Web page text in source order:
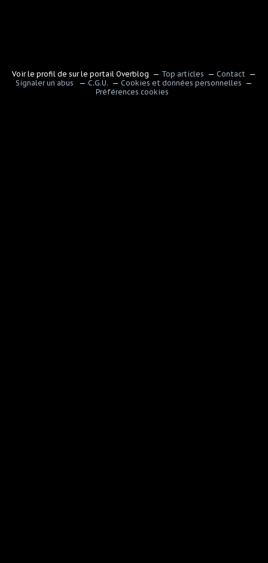
Voir le profil de sur le portail Overblog Top articles
Contact
Signaler un abus
C.G.U.
Cookies et données personnelles
Préférences cookies